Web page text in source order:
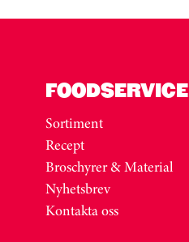
FOODSERVICE
Sortiment
Recept
Broschyrer & Material
Nyhetsbrev
Kontakta oss